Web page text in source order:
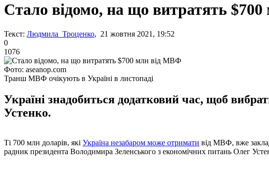
Стало відомо, на що витратять
Текст: Людмила Троценко, 21 жовтня 2021, 19:52
0
1076
Фото: aseanop.com
Транш МВФ очікують в Україні в листопаді
Україні знадобиться додатковий час, щоб
Устенко.
Ті 700 млн доларів, які Україна незабаром може отримати від МВФ, вже
радник президента Володимира Зеленського з економічних питань Олег